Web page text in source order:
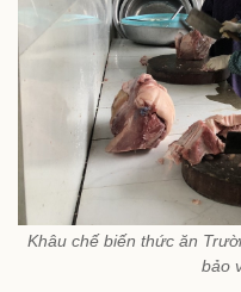
Khâu chế biến thức ăn
bảo